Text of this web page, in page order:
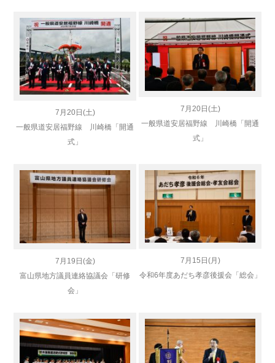
7月20日(土)
一般県道安居福野線 川崎橋「開通
式」
7月20日(土)
一般県道安居福野線 川崎橋「開通
式」
7月19日(金)
富山県地方議員連絡協議会「研修
会」
7月15日(月)
令和6年度あだち孝彦後援会「総会」